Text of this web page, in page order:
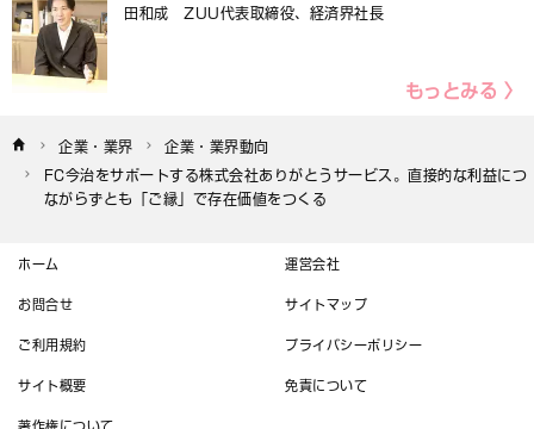
田和成 ZUU代表取締役、経済界社長
もっとみる 〉
企業・業界
企業・業界動向
FC今治をサポートする株式会社ありがとうサービス。直接的な利益につ
ながらずとも「ご縁」で存在価値をつくる
ホーム 運営会社
お問合せ サイトマップ
ご利用規約 プライバシーポリシー
サイト概要 免責について
著作権について